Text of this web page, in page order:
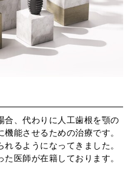
合、代わりに人工歯根を顎の
能させるための治療です。
るようになってきました。
医師が在籍しております。